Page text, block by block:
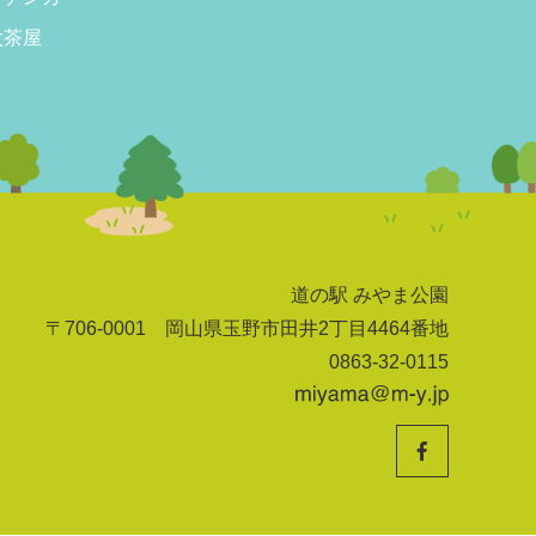
屋
道の駅 みやま公園
〒706-0001 岡山県玉野市田井2丁目4464番地
0863-32-0115